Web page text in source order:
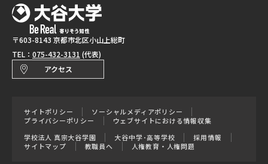
〒603-8143 京都市北区小山上総町
TEL： 075-432-3131 (代表)
アクセス
サイトポリシー
ソーシャルメディアポリシー
プライバシーポリシー
ウェブサイトにおける情報収集
学校法人 真宗大谷学園
大谷中学･高等学校
採用情報
サイトマップ
教職員へ 人権教育・人権問題